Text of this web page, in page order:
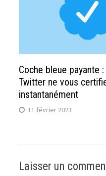
Coche bleue payante
Twitter ne vous
instantanément
11 février 2023
Laisser un